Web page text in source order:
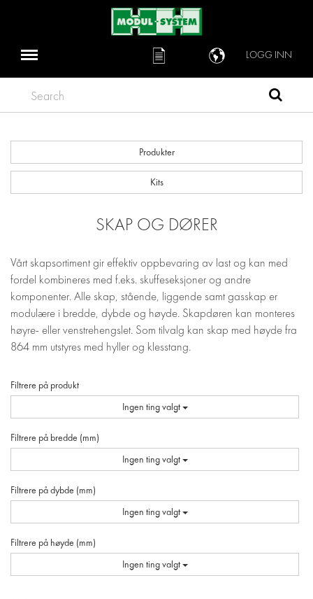
LOGG INN
Search
Produkter
Kits
SKAP OG DØRER
Vårt skapsortiment gir effektiv oppbevaring av last og kan med
fordel kombineres med f.eks. skuffeseksjoner og andre
komponenter. Alle skap, stående, liggende samt gasskap er
modulære i bredde, dybde og høyde. Skapdøren kan monteres
høyre- eller venstrehengslet. Som tilvalg kan skap med høyde fra
864 mm utstyres med hyller og klesstang.
Filtrere på produkt
Ingen ting valgt
Filtrere på bredde (mm)
Ingen ting valgt
Filtrere på dybde (mm)
Ingen ting valgt
Filtrere på høyde (mm)
Ingen ting valgt